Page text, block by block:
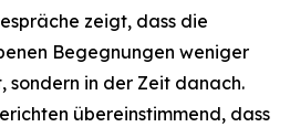
zeigt, dass die
Begegnungen weniger
sondern in der Zeit danach.
übereinstimmend, dass